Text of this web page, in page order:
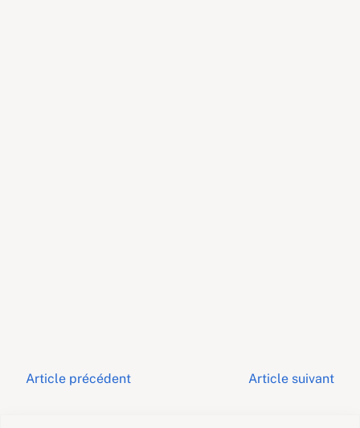
Navigation
Article précédent Article suivant